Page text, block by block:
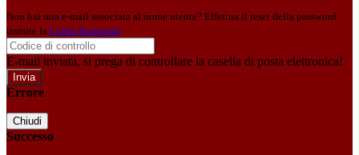
Non hai una e-mail associata al nome utente? Effettua il reset della password
tramite la Login Spaggiari
E-mail inviata, si prega di controllare la casella di posta elettronica!
Errore
Chiudi
Successo